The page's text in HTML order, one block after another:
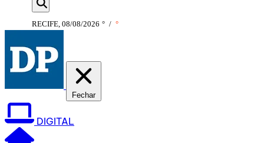
RECIFE, 08/08/2026 ° / °
Fechar
DIGITAL